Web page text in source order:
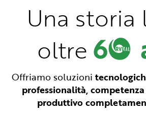
Una storia
oltre
Offriamo soluzioni
professionalità,
produttivo